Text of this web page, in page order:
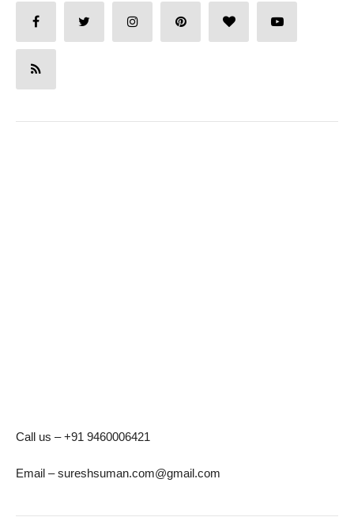
Call us – +91 9460006421
Email – sureshsuman.com@gmail.com